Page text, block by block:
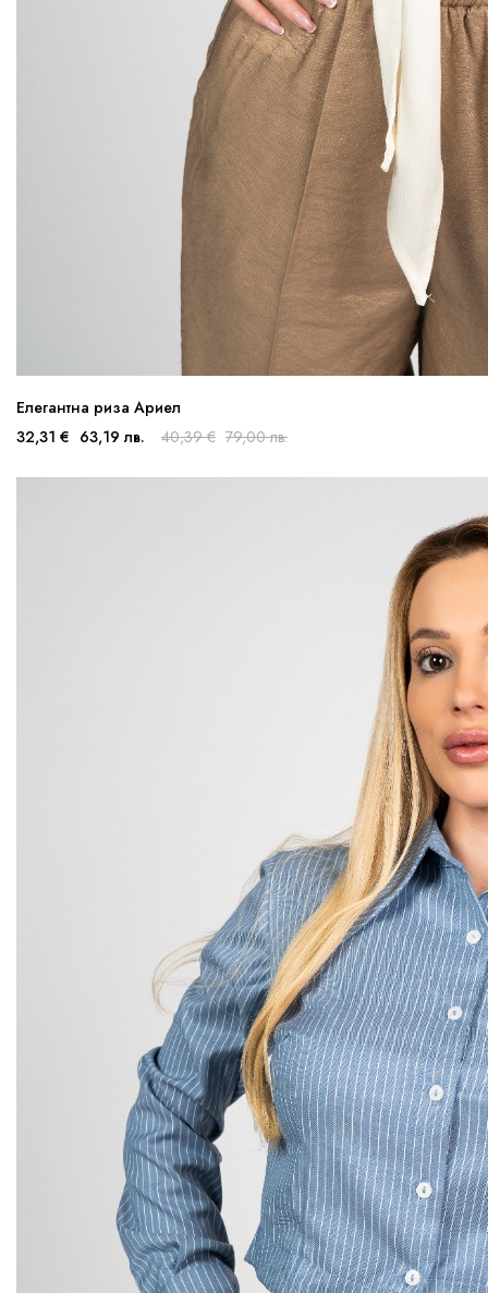
Елегантна риза Ариел
32,31 € 63,19 лв. 40,39 € 79,00 лв.